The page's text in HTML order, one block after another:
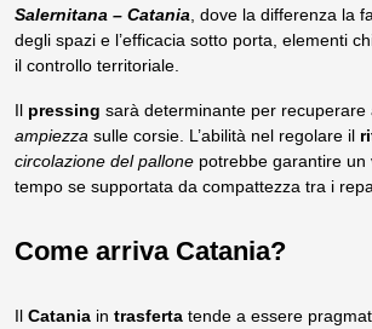
Salernitana – Catania , dove la differenza la
degli spazi e l’efficacia sotto porta, elementi
il controllo territoriale.
Il pressing sarà determinante per recuperare
ampiezza sulle corsie. L’abilità nel regolare il
circolazione del pallone potrebbe garantire
tempo se supportata da compattezza tra i
Come arriva Catania?
Il Catania in trasferta tende a essere